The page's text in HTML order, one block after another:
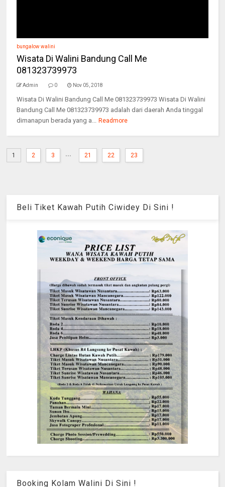
bungalow walini
Wisata Di Walini Bandung Call Me
081323739973
Admin 0 Nov 05, 2018
Wisata Di Walini Bandung Call Me 081323739973 Wisata Di Walini
Bandung Call Me 081323739973 adalah dari daerah Anda tinggal
dimanapun berada yang a... Readmore
1 2 3 ... 21 22 23
Beli Tiket Kawah Putih Ciwidey Di Sini !
Booking Kolam Walini Di Sini !